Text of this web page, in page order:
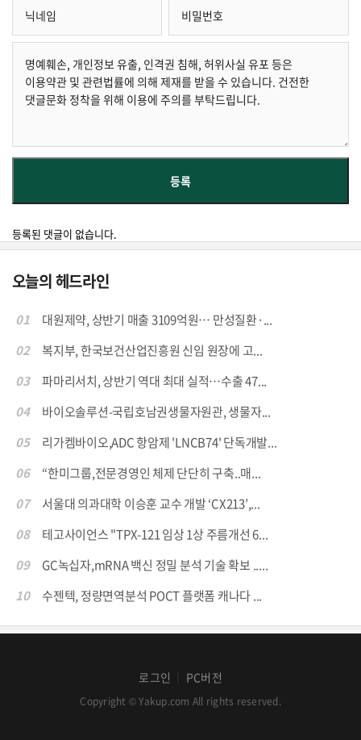
등록된 댓글이 없습니다.
오늘의 헤드라인
01
대원제약, 상반기 매출 3109억원… 만성질환·...
02
복지부, 한국보건산업진흥원 신임 원장에 고...
03
파마리서치, 상반기 역대 최대 실적…수출 47...
04
바이오솔루션-국립호남권생물자원관, 생물자...
05
리가켐바이오,ADC 항암제 'LNCB74' 단독개발...
06
“한미그룹,전문경영인 체제 단단히 구축..매...
07
서울대 의과대학 이승훈 교수 개발 ‘CX213’,...
08
테고사이언스 "TPX-121 임상 1상 주름개선 6...
09
GC녹십자,mRNA 백신 정밀 분석 기술 확보 .....
10
수젠텍, 정량면역분석 POCT 플랫폼 캐나다 ...
로그인 PC버전
Copyright © Yakup.com All rights reserved.